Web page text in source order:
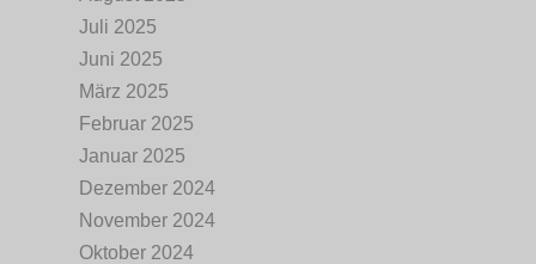
Juli 2025
Juni 2025
März 2025
Februar 2025
Januar 2025
Dezember 2024
November 2024
Oktober 2024